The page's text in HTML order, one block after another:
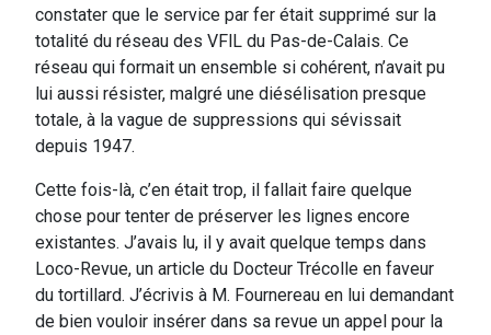
constater que le service par fer était supprimé sur la
totalité du réseau des VFlL du Pas-de-Calais. Ce
réseau qui formait un ensemble si cohérent, n’avait pu
lui aussi résister, malgré une diésélisation presque
totale, à la vague de suppressions qui sévissait
depuis 1947.
Cette fois-là, c’en était trop, il fallait faire quelque
chose pour tenter de préserver les lignes encore
existantes. J’avais lu, il y avait quelque temps dans
Loco-Revue, un article du Docteur Trécolle en faveur
du tortillard. J’écrivis à M. Fournereau en lui demandant
de bien vouloir insérer dans sa revue un appel pour la